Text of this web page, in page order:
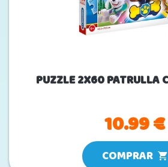
PUZZLE 2X60 PATRULLA
10.99 €
COMPRAR